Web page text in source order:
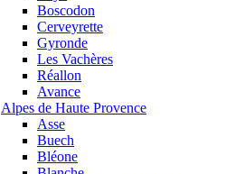
Boscodon
Cerveyrette
Gyronde
Les Vachères
Réallon
Avance
Alpes de Haute Provence
Asse
Buech
Bléone